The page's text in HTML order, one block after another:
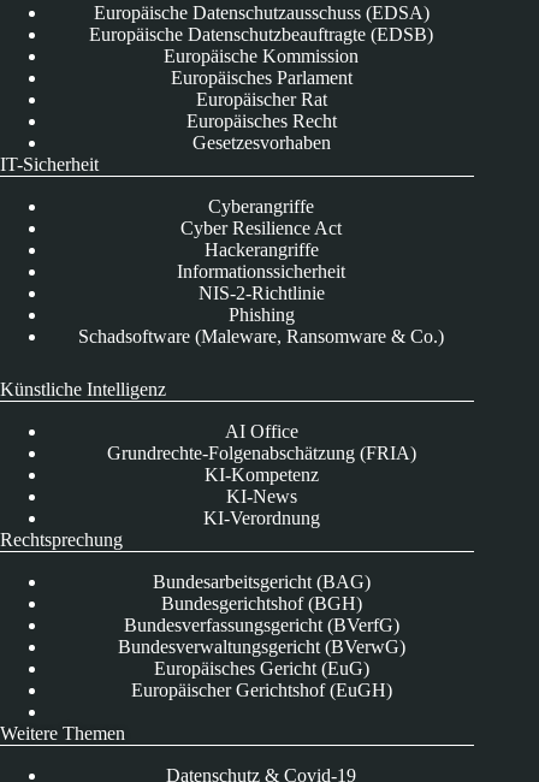
Europäische Datenschutzausschuss (EDSA)
Europäische Datenschutzbeauftragte (EDSB)
Europäische Kommission
Europäisches Parlament
Europäischer Rat
Europäisches Recht
Gesetzesvorhaben
IT-Sicherheit
Cyberangriffe
Cyber Resilience Act
Hackerangriffe
Informationssicherheit
NIS-2-Richtlinie
Phishing
Schadsoftware (Maleware, Ransomware & Co.)
Künstliche Intelligenz
AI Office
Grundrechte-Folgenabschätzung (FRIA)
KI-Kompetenz
KI-News
KI-Verordnung
Rechtsprechung
Bundesarbeitsgericht (BAG)
Bundesgerichtshof (BGH)
Bundesverfassungsgericht (BVerfG)
Bundesverwaltungsgericht (BVerwG)
Europäisches Gericht (EuG)
Europäischer Gerichtshof (EuGH)
Weitere Themen
Datenschutz & Covid-19